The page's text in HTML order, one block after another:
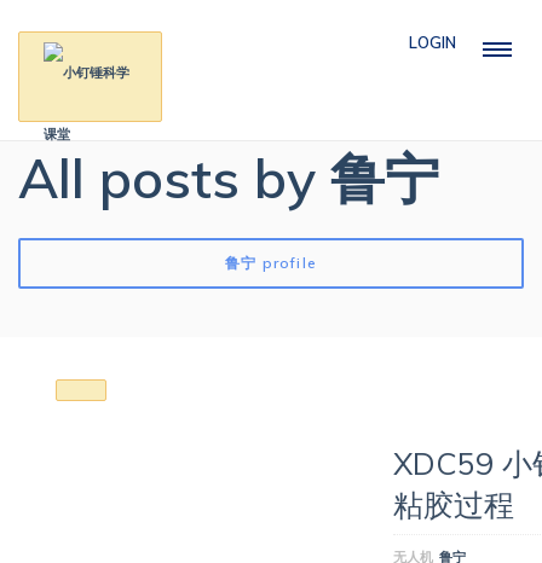
LOGIN
All posts by 鲁宁
鲁宁 profile
XDC59 小
粘胶过程
无人机 鲁宁